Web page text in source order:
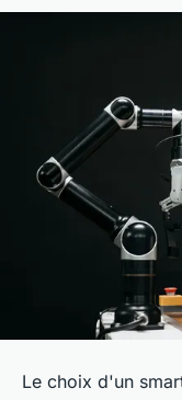
Le choix d'un